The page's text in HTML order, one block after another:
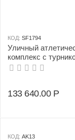
КОД: SF1794
Уличный
комплекс с
качелями гнездо
133 640.00 Р
КОД: AK13